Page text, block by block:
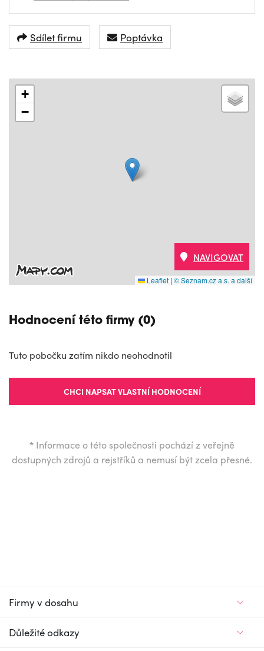
Sdílet firmu Poptávka
+
−
Leaflet | © Seznam.cz a.s. a další
NAVIGOVAT
Hodnocení této firmy (0)
Tuto pobočku zatím nikdo neohodnotil
CHCI NAPSAT VLASTNÍ HODNOCENÍ
* Informace o této společnosti pochází z veřejně
dostupných zdrojů a rejstříků a nemusí být zcela přesné.
Firmy v dosahu
Důležité odkazy